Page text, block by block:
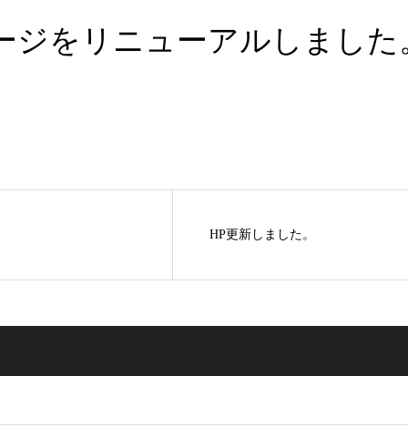
ジをリニューアルしました
HP更新しました。